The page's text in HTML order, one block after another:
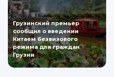
Грузинский премьер
сообщил о введении
Китаем безвизового
режима для граждан
Грузии